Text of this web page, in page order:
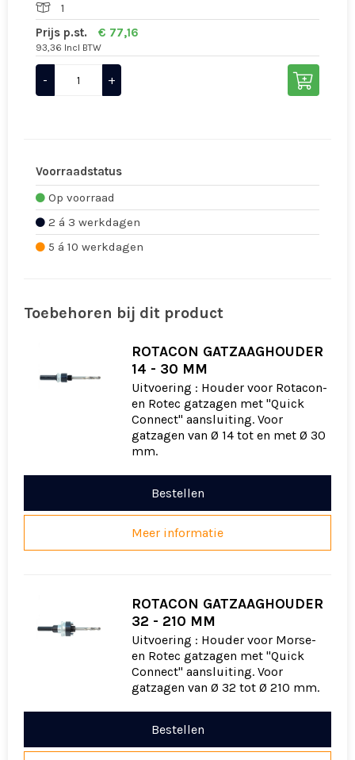
1
Prijs p.st.
€ 77,16
93,36 Incl BTW
- +
Voorraadstatus
Op voorraad
2 á 3 werkdagen
5 á 10 werkdagen
Toebehoren bij dit product
ROTACON GATZAAGHOUDER
14 - 30 MM
Uitvoering : Houder voor Rotacon-
en Rotec gatzagen met "Quick
Connect" aansluiting. Voor
gatzagen van Ø 14 tot en met Ø 30
mm.
Bestellen
Meer informatie
ROTACON GATZAAGHOUDER
32 - 210 MM
Uitvoering : Houder voor Morse-
en Rotec gatzagen met "Quick
Connect" aansluiting. Voor
gatzagen van Ø 32 tot Ø 210 mm.
Bestellen